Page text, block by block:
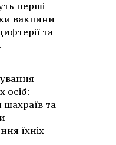
перші
вакцини
та
осіб:
та
їхніх